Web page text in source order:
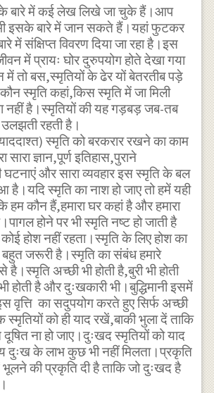
के बारे में कई लेख लिखे जा चुके हैं।आप
इसके बारे में जान सकते हैं।यहां फुटकर
में संक्षिप्त विवरण दिया जा रहा है।इस
में प्रायः घोर दुरुपयोग होते देखा गया
में तो बस,स्मृतियों के ढेर यों बेतरतीब पड़े
स्मृति कहां,किस स्मृति में जा मिली
नहीं है।स्मृतियों की यह गड़बड़ जब-तब
रहती है।
स्मृति को बरकरार रखने का काम
सारा ज्ञान,पूर्ण इतिहास,पुराने
घटनाएं और सारा व्यवहार इस स्मृति के बल
है।यदि स्मृति का नाश हो जाए तो हमें यही
हम कौन हैं,हमारा घर कहां है और हमारा
होने पर भी स्मृति नष्ट हो जाती है
होश नहीं रहता।स्मृति के लिए होश का
बहुत जरूरी है।स्मृति का संबंध हमारे
अच्छी भी होती है,बुरी भी होती
है और दुःखकारी भी।बुद्धिमानी इसमें
वृत्ति का सदुपयोग करते हुए सिर्फ अच्छी
को ही याद रखें,बाकी भुला दें ताकि
दूषित ना हो जाए।दुःखद स्मृतियों को याद
दुःख के लाभ कुछ भी नहीं मिलता।प्रकृति
भूलने की प्रकृति दी है ताकि जो दुःखद है